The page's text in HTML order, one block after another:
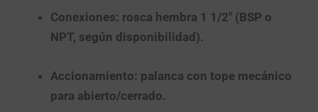
Conexiones: rosca hembra 1 1/2″ (BSP o
NPT, según disponibilidad).
Accionamiento: palanca con tope mecánico
para abierto/cerrado.